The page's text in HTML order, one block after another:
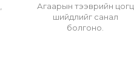
Агаарын тээврийн цогц
шийдлийг санал
болгоно.